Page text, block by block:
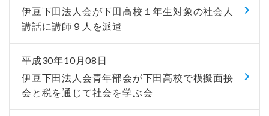
伊豆下田法人会が下田高校１年生対象の社会人
講話に講師９人を派遣
平成30年10月08日
伊豆下田法人会青年部会が下田高校で模擬面接
会と税を通じて社会を学ぶ会